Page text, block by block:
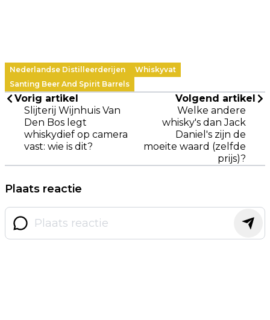
Nederlandse Distilleerderijen
Whiskyvat
Santing Beer And Spirit Barrels
Vorig artikel
Slijterij Wijnhuis Van
Den Bos legt
whiskydief op camera
vast: wie is dit?
Volgend artikel
Welke andere
whisky's dan Jack
Daniel's zijn de
moeite waard (zelfde
prijs)?
Plaats reactie